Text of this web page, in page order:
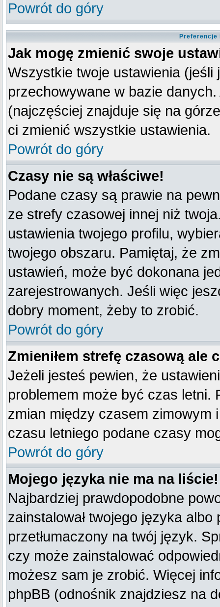
Powrót do góry
Preferencje
Jak mogę zmienić swoje
Wszystkie twoje ustawienia
przechowywane w bazie
(najczęściej znajduje się na
ci zmienić wszystkie ustawienia.
Powrót do góry
Czasy nie są właściwe!
Podane czasy są prawie na
ze strefy czasowej innej niż
ustawienia twojego profilu,
twojego obszaru. Pamiętaj, że
ustawień, może być dokonana
zarejestrowanych. Jeśli więc
dobry moment, żeby to zrobić.
Powrót do góry
Zmieniłem strefę czasową ale
Jeżeli jesteś pewien, że
problemem może być czas letni.
zmian między czasem zimowym
czasu letniego podane czasy
Powrót do góry
Mojego języka nie ma na liście!
Najbardziej prawdopodobne
zainstalował twojego języka
przetłumaczony na twój język.
czy może zainstalować
możesz sam je zrobić. Więcej
phpBB (odnośnik znajdziesz na